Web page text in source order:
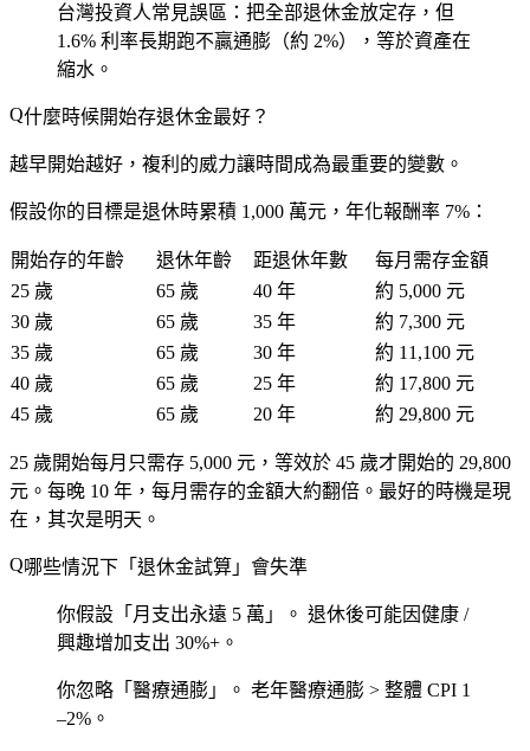
台灣投資人常見誤區：把全部退休金放定存，但
1.6% 利率長期跑不贏通膨（約 2%），等於資產在
縮水。
什麼時候開始存退休金最好？
越早開始越好 ，複利的威力讓時間成為最重要的變數。
假設你的目標是退休時累積 1,000 萬元 ，年化報酬率 7% ：
開始存的年齡 退休年齡 距退休年數
每月需存金額
25 歲
65 歲 40 年 約 5,000 元
30 歲
65 歲 35 年 約 7,300 元
35 歲
65 歲 30 年 約 11,100 元
40 歲
65 歲 25 年 約 17,800 元
45 歲
65 歲 20 年 約 29,800 元
25 歲開始每月只需存 5,000 元，等效於 45 歲才開始的 29,800
元。 每晚 10 年，每月需存的金額大約翻倍 。最好的時機是現
在，其次是明天。
哪些情況下「退休金試算」會失準
你假設「月支出永遠 5 萬」。 退休後可能因健康 /
興趣增加支出 30%+。
你忽略「醫療通膨」。 老年醫療通膨 > 整體 CPI 1
–2%。